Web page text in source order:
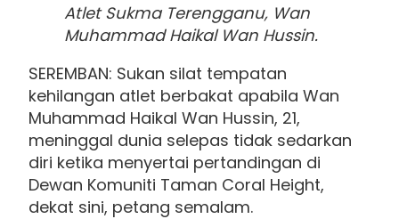
Atlet Sukma Terengganu, Wan
Muhammad Haikal Wan Hussin.
SEREMBAN: Sukan silat tempatan
kehilangan atlet berbakat apabila Wan
Muhammad Haikal Wan Hussin, 21,
meninggal dunia selepas tidak sedarkan
diri ketika menyertai pertandingan di
Dewan Komuniti Taman Coral Height,
dekat sini, petang semalam.